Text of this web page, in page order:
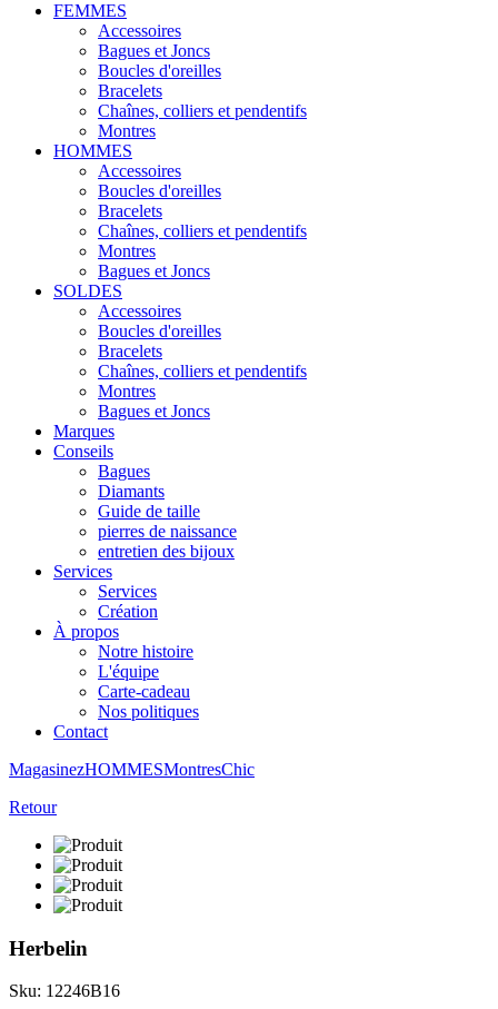
FEMMES
Accessoires
Bagues et Joncs
Boucles d'oreilles
Bracelets
Chaînes, colliers et pendentifs
Montres
HOMMES
Accessoires
Boucles d'oreilles
Bracelets
Chaînes, colliers et pendentifs
Montres
Bagues et Joncs
SOLDES
Accessoires
Boucles d'oreilles
Bracelets
Chaînes, colliers et pendentifs
Montres
Bagues et Joncs
Marques
Conseils
Bagues
Diamants
Guide de taille
pierres de naissance
entretien des bijoux
Services
Services
Création
À propos
Notre histoire
L'équipe
Carte-cadeau
Nos politiques
Contact
MagasinezHOMMESMontresChic
Retour
Herbelin
Sku: 12246B16